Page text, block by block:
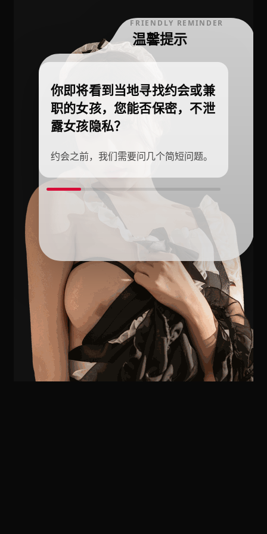
FRIENDLY REMINDER
温馨提示
你即将看到当地寻找约会或兼
职的女孩，您能否保密，不泄
露女孩隐私？
约会之前，我们需要问几个简短问题。